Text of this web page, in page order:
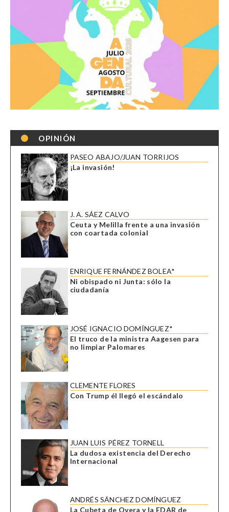
OPINIÓN
PASEO ABAJO/JUAN TORRIJOS
¡La invasión!
J. A. SÁEZ CALVO
Ceuta y Melilla frente a una invasión
con coartada colonial
ENRIQUE FERNÁNDEZ BOLEA*
Ni obispado ni Junta: sólo la
ciudadanía
JOSÉ IGNACIO DOMÍNGUEZ*
El truco de la ministra Aagesen para
no limpiar Palomares
CLEMENTE FLORES
Con Trump él llegó el escándalo
JUAN LUIS PÉREZ TORNELL
La dudosa existencia del Derecho
Internacional
ANDRÉS SÁNCHEZ DOMÍNGUEZ
La Cubeta de Overa y la EDAR de